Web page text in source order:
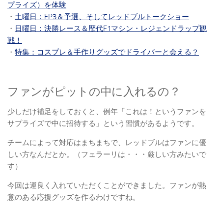
プライズ）を体験
・ 土曜日：FP3＆予選、そしてレッドブルトークショー
・ 日曜日：決勝レース＆歴代F1マシン・レジェンドラップ観
戦！
・ 特集：コスプレ＆手作りグッズでドライバーと会える？
ファンがピットの中に入れるの？
少しだけ補足をしておくと、例年「これは！というファンを
サプライズで中に招待する」という習慣があるようです。
チームによって対応はまちまちで、レッドブルはファンに優
しい方なんだとか。（フェラーリは・・・厳しい方みたいで
す）
今回は運良く入れていただくことができました。ファンが熱
意のある応援グッズを作るわけですね。